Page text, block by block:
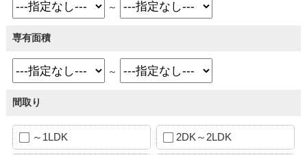
～
専有面積
～
間取り
～1LDK 2DK～2LDK